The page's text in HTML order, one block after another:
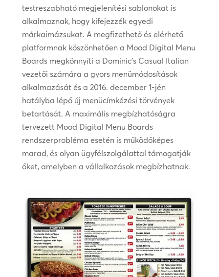
testreszabható megjelenítési sablonokat is
alkalmaznak, hogy kifejezzék egyedi
márkaimázsukat. A megfizethető és elérhető
platformnak köszönhetően a Mood Digital Menu
Boards megkönnyíti a Dominic’s Casual Italian
vezetői számára a gyors menümódosítások
alkalmazását és a 2016. december 1-jén
hatályba lépő új menücímkézési törvények
betartását. A maximális megbízhatóságra
tervezett Mood Digital Menu Boards
rendszerprobléma esetén is működőképes
marad, és olyan ügyfélszolgálattal támogatják
őket, amelyben a vállalkozások megbízhatnak.